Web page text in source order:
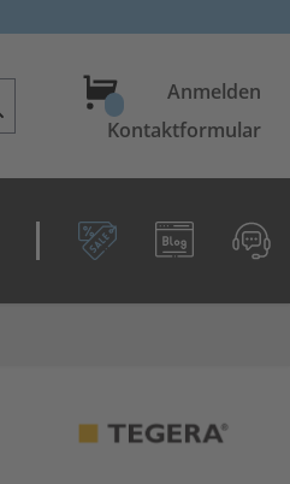
WarenkorbAnmelden
Kontaktformular